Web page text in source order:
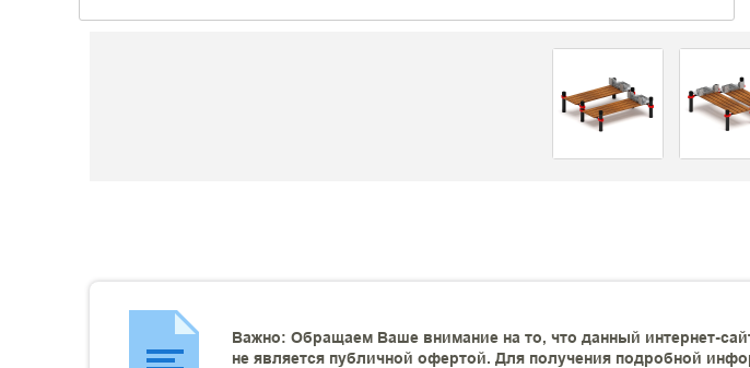
Важно: Обращаем Ваше внимание на то, что данный интернет-
не является публичной офертой. Для получения подробной